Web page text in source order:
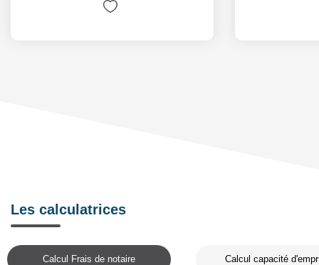
Les calculatrices
Calcul Frais de notaire Calcul capacité